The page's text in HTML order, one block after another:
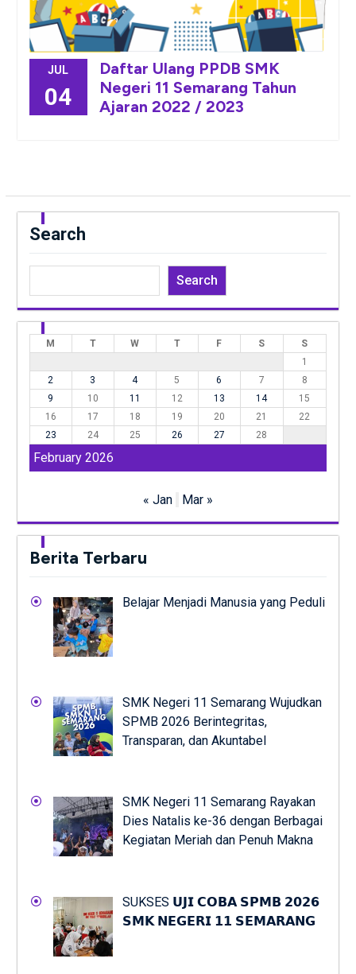
JUL
04
Daftar Ulang PPDB SMK
Negeri 11 Semarang Tahun
Ajaran 2022 / 2023
Search
Search
February 2026
M T W T F S
S
1
2
3 4 5 6 7
8
9
10 11 12 13 14
15
16
17 18 19 20 21
22
23
24 25 26 27 28
« Jan Mar »
Berita Terbaru
Belajar Menjadi Manusia yang Peduli
SMK Negeri 11 Semarang Wujudkan
SPMB 2026 Berintegritas,
Transparan, dan Akuntabel
SMK Negeri 11 Semarang Rayakan
Dies Natalis ke-36 dengan Berbagai
Kegiatan Meriah dan Penuh Makna
SUKSES 𝗨𝗝𝗜 𝗖𝗢𝗕𝗔 𝗦𝗣𝗠𝗕 𝟮𝟬𝟮𝟲
𝗦𝗠𝗞 𝗡𝗘𝗚𝗘𝗥𝗜 𝟭𝟭 𝗦𝗘𝗠𝗔𝗥𝗔𝗡𝗚